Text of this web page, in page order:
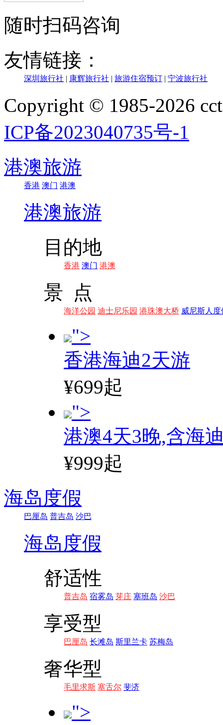
随时扫码咨询
友情链接：
深圳旅行社 | 康辉旅行社 | 旅游住宿预订 | 宁波旅行社
Copyright © 1985-2026
ICP备2023040735号-1
港澳旅游
香港 澳门 港澳
港澳旅游
目的地
香港 澳门 港澳
景 点
海洋公园 迪士尼乐园 港珠澳大桥 威尼斯人度
">
香港海迪2天游
¥699起
">
港澳4天3晚,含海
¥999起
海岛度假
巴厘岛 普吉岛 沙巴
海岛度假
舒适性
普吉岛 宿雾岛 芽庄 塞班岛 沙巴
享受型
巴厘岛 长滩岛 斯里兰卡 苏梅岛
奢华型
毛里求斯 塞舌尔 斐济
">